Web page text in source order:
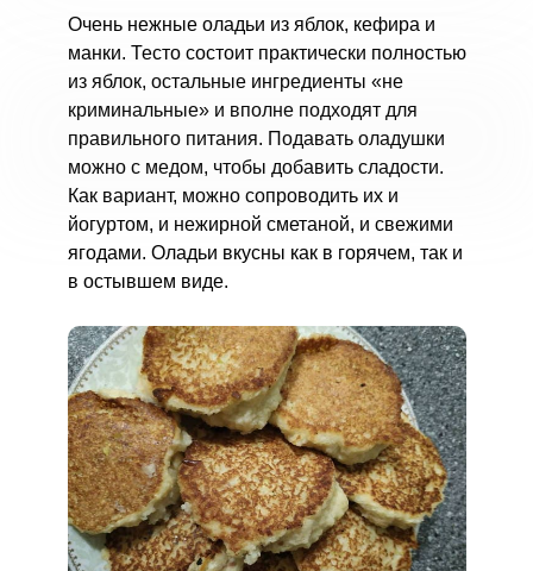
Очень нежные оладьи из яблок, кефира и
манки. Тесто состоит практически полностью
из яблок, остальные ингредиенты «не
криминальные» и вполне подходят для
правильного питания. Подавать оладушки
можно с медом, чтобы добавить сладости.
Как вариант, можно сопроводить их и
йогуртом, и нежирной сметаной, и свежими
ягодами. Оладьи вкусны как в горячем, так и
в остывшем виде.